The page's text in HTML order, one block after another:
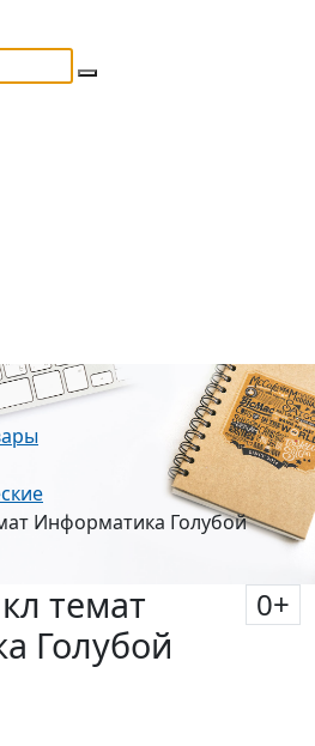
Информатика Голубой
темат
Голубой
0+